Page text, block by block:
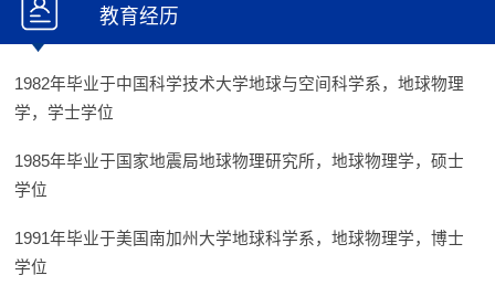
教育经历
1982年毕业于中国科学技术大学地球与空间科学系，地球物理
学，学士学位
1985年毕业于国家地震局地球物理研究所，地球物理学，硕士
学位
1991年毕业于美国南加州大学地球科学系，地球物理学，博士
学位